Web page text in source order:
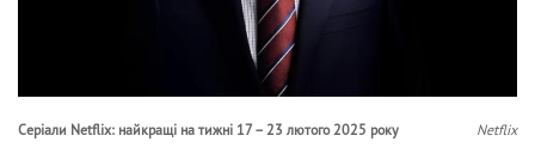
Серіали Netflix: найкращі на тижні 17 – 23 лютого 2025 року Netflix